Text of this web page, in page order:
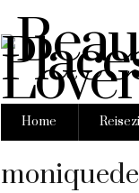
Home